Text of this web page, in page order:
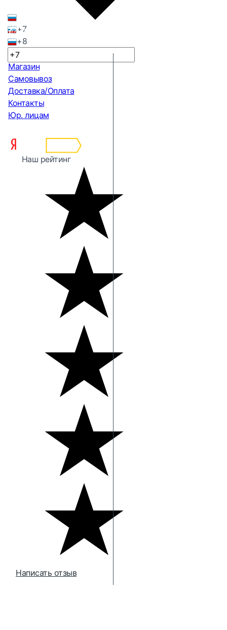
+7
+8
Магазин
Самовывоз
Доставка/Оплата
Контакты
Юр. лицам
Наш рейтинг
Написать отзыв